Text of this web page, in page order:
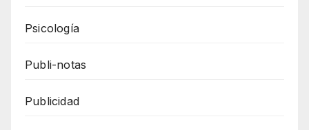
Psicología
Publi-notas
Publicidad